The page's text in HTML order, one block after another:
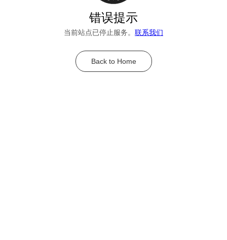
错误提示
当前站点已停止服务。 联系我们
Back to Home